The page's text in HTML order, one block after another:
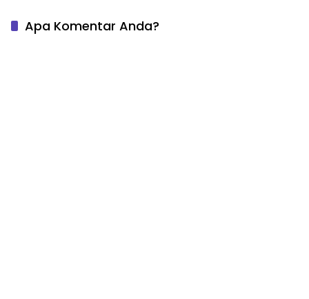
Apa Komentar Anda?